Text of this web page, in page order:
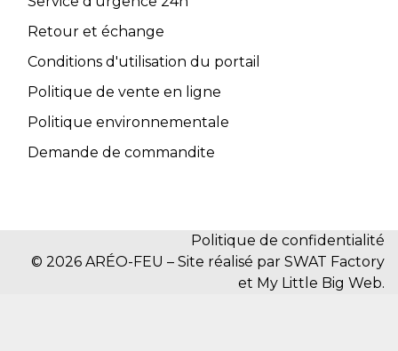
Retour et échange
Conditions d'utilisation du portail
Politique de vente en ligne
Politique environnementale
Demande de commandite
Politique de confidentialité
© 2026 ARÉO-FEU – Site réalisé par SWAT Factory
et My Little Big Web.